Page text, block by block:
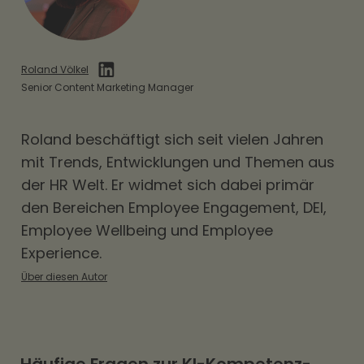
Roland Völkel
Senior Content Marketing Manager
Roland beschäftigt sich seit vielen Jahren
mit Trends, Entwicklungen und Themen aus
der HR Welt. Er widmet sich dabei primär
den Bereichen Employee Engagement, DEI,
Employee Wellbeing und Employee
Experience.
Über diesen Autor